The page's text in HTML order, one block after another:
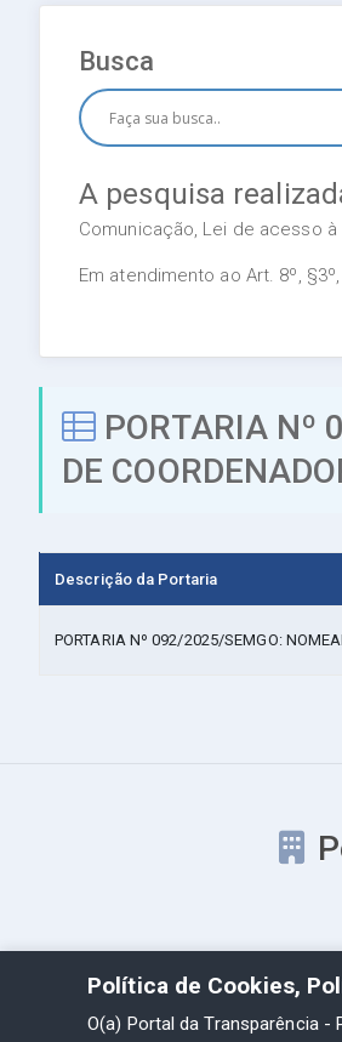
Busca
A pesquisa
Comunicação, Lei de acesso
Em atendimento ao Art. 8º,
PORTARIA Nº
DE
Descrição da Portaria
PORTARIA Nº 092/2025/SEMGO:
Política de Cookies,
O(a) Portal da Transparência -